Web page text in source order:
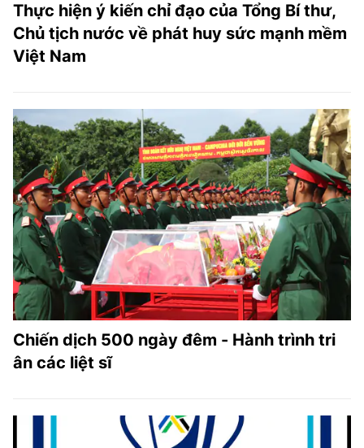
Thực hiện ý kiến chỉ đạo của Tổng Bí thư,
Chủ tịch nước về phát huy sức mạnh mềm
Việt Nam
Chiến dịch 500 ngày đêm - Hành trình tri
ân các liệt sĩ